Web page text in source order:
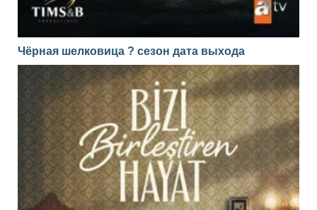
Чёрная шелковица ? сезон дата выхода